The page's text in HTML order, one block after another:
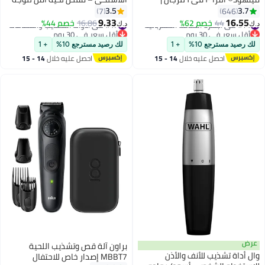
مقاومة للماء IPX7، لكامل الجسم
وماكينة تشذيب اللحية | محرك
هادئ ٧٠٠٠ دورة في الدقيقة، ضوء
LED، شحن سريع من النوع C، مدة
تشغيل ١٨٠ دقيقة
3.7
646
د.ك‏16.55
44 خصم 62% #14 في أجهزة الحلاقة الكهربائية
أقل سعر في 30 يوم
#14 في أجهزة الحلاقة الكهربائية
لك رصيد مسترجع 10% + 1
احصل عليه خلال 14 - 15
للاستخدام الرطب والجاف للرجال،
شفرات إيفرلاست من الفولاذ
المقاوم للصدأ، 60 دقيقة من وقت
التشغيل اللاسلكي، رأس مزدوج
الدقة، 4 مشط توجيه بطول مختلف
- 3031009
3.5
7
د.ك‏9.33
16.86خصم 44% #47 في أدوات التشذيب والقصافات
أقل سعر في 30 يوم
#47 في أدوات التشذيب والقصافات
لك رصيد مسترجع 10% + 1
احصل عليه خلال 14 - 15
عرض
وال أداة تشذيب للأنف والأذن
براون آلة قص وتشذيب اللحية
MBBT7 إصدار خاص للاحتفال